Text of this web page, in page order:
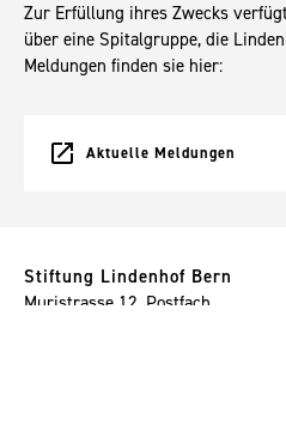
Zur Erfüllung ihres Zwecks
über eine Spitalgruppe, die
Meldungen finden sie hier:
Aktuelle Meldungen
Stiftung Lindenhof Bern
Muristrasse 12, Postfach